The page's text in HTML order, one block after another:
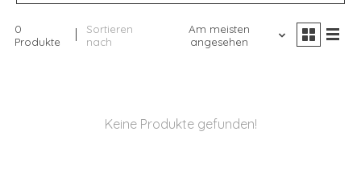
0
Produkte
Sortieren
nach
Am meisten
angesehen
Keine Produkte gefunden!